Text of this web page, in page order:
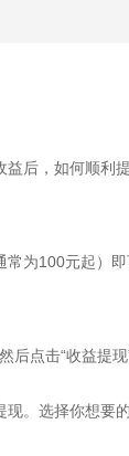
后，如何顺利
为100元起）
点击“收益提现
。选择你想要的